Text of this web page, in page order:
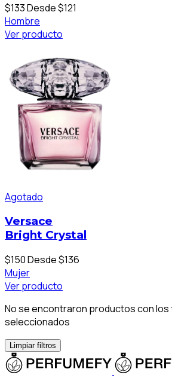
$133Desde $121
Hombre
Ver producto
Agotado
Versace
Bright Crystal
$150Desde $136
Mujer
Ver producto
No se encontraron productos con
seleccionados
Limpiar filtros